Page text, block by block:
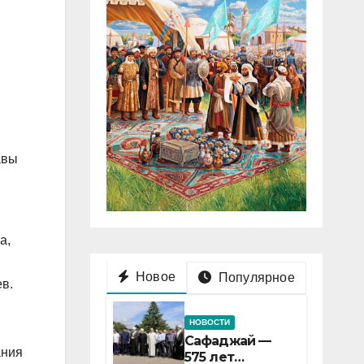
Новое Популярное
НОВОСТИ
Сафаджай —
575 лет